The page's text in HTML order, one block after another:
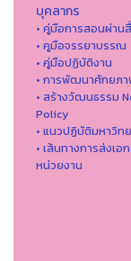
บุคลากร
• คู่มือการสอนผ่าน
• คูมือจรรยาบรรณ
• คู่มือปฏิบัติงาน
• การพัฒนาศักยภ
• สร้างวัฒนธรรม
Policy
• แนวปฏิบัติมหาวิท
• เส้นทางการส่งเอ
หน่วยงาน